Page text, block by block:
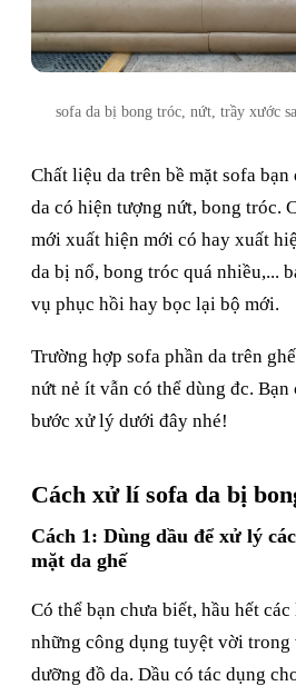
sofa da bị bong tróc, nứt, trầy xước
Chất liệu da trên bề mặt sofa
da có hiện tượng nứt, bong tróc.
mới xuất hiện mới có hay xuất
da bị nổ, bong tróc quá nhiều,...
vụ phục hồi hay bọc lại bộ mới.
Trường hợp sofa phần da trên
nứt nẻ ít vẫn có thể dùng đc. Bạn
bước xử lý dưới đây nhé!
Cách xử lí sofa da bị
Cách 1: Dùng dầu để xử lý
mặt da ghế
Có thể bạn chưa biết, hầu hết
những công dụng tuyệt vời trong
dưỡng đồ da. Dầu có tác dụng